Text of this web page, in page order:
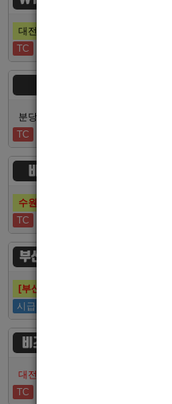
대전호빠 제일 오래된 박스에서 남
TC
분당호빠 숨에서 가족처럼 함께일할
TC
비스트
수원호빠 비스트 인증업소에서 알바
TC
부산 퍼스트
시급
비즈니스
대전호빠 최고의 팀 브라더에서 선수
TC